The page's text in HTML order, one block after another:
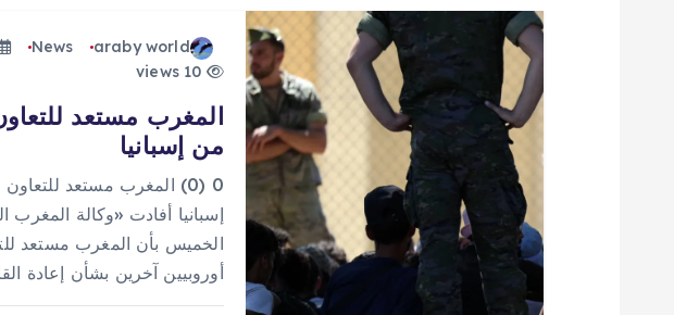
araby world
News
المغرب مستعد
من إسبانيا
0 (0) المغرب مستعد
إسبانيا أفادت «وكالة المغرب
الخميس بأن المغرب مستعد
أوروبيين آخرين بشأن إعادة